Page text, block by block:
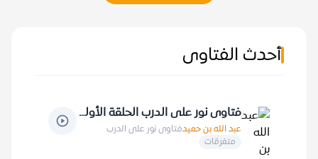
أحدث الفتاوى
فتاوى نور على الدرب الحلقة الأولى
عبد الله بن حميدفتاوى نور على الدرب
متفرقات